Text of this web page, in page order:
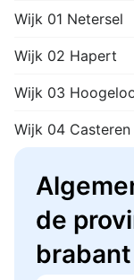
Wijk 01 Netersel
Wijk 02 Hapert
Wijk 03
Wijk 04 Casteren
de
brabant